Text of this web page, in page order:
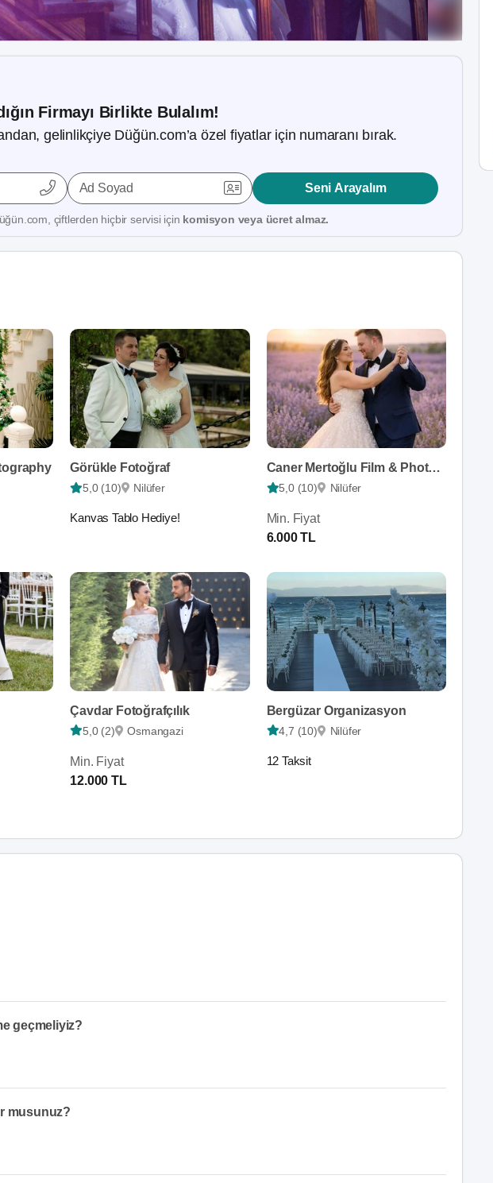
Firmayı Birlikte Bulalım!
gelinlikçiye Düğün.com’a özel fiyatlar için numaranı bırak.
Ad Soyad Seni Arayalım
çiftlerden hiçbir servisi için komisyon veya ücret almaz.
Görükle Fotoğraf
5,0 (10) Nilüfer
Kanvas Tablo Hediye!
Caner Mertoğlu Film & Photography
5,0 (10) Nilüfer
Min. Fiyat
6.000 TL
Çavdar Fotoğrafçılık
5,0 (2) Osmangazi
Min. Fiyat
12.000 TL
Bergüzar Organizasyon
4,7 (10) Nilüfer
12 Taksit
geçmeliyiz?
musunuz?